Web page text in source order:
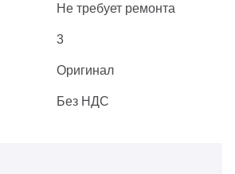
Не требует ремонта
3
Оригинал
Без НДС